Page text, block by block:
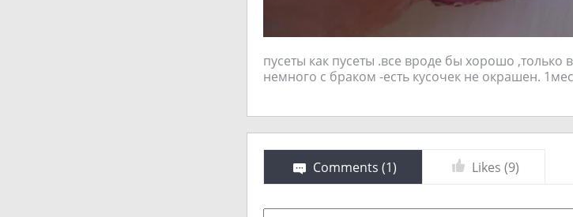
пусеты как пусеты .все вроде бы хорошо ,только
немного с браком -есть кусочек не окрашен.
Comments (1) Likes (9)